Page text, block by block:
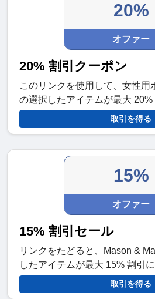
20%
オファー
20% 割引クーポン
このリンクを使用して、女性用
の選択したアイテムが最大
取引を得る
15%
オファー
15% 割引セール
リンクをたどると、Mason &
したアイテムが最大 15% 割引
取引を得る